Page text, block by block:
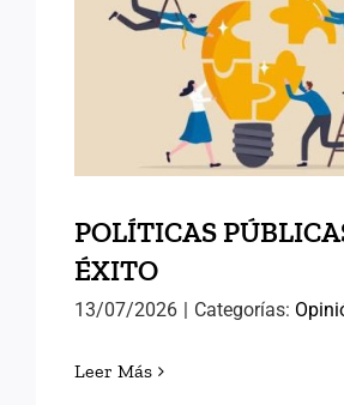
POLÍTICAS
ÉXITO
POLÍTICAS
ÉXITO
13/07/2026 | Categorías:
Leer Más